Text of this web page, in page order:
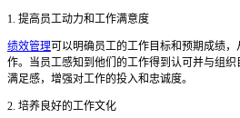
1. 提高员工动力和工作满意度
绩效管理可以明确员工的工作目标和预期成绩
作。当员工感知到他们的工作得到认可并与组
满足感，增强对工作的投入和忠诚度。
2. 培养良好的工作文化